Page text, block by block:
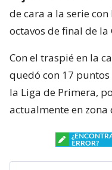
de cara a la serie
octavos de final de
Con el traspié en la
quedó con 17
la Liga de Primera,
actualmente en zona
ERROR?